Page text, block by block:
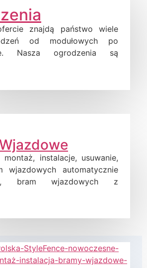
znajdą państwo wiele
od modułowych po
Nasza ogrodzenia są
montaż, instalacje, usuwanie,
wjazdowych automatycznie
bram wjazdowych z